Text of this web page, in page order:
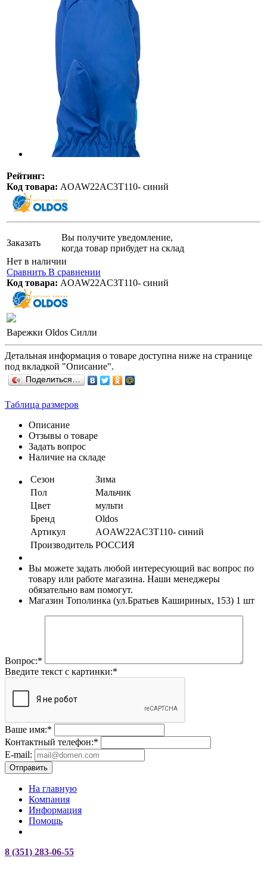
Рейтинг:
Код товара: AOAW22AC3T110- синий
Заказать
Вы получите уведомление,
когда товар прибудет на склад
Нет в наличии
Сравнить В сравнении
Код товара: AOAW22AC3T110- синий
Варежки Oldos Силли
Детальная информация о товаре доступна ниже на странице
под вкладкой "Описание".
Поделиться…
Таблица размеров
Описание
Отзывы о товаре
Задать вопрос
Наличие на складе
Сезон
Зима
Пол
Мальчик
Цвет
мульти
Бренд
Oldos
Артикул
AOAW22AC3T110- синий
Производитель РОССИЯ
Вы можете задать любой интересующий вас вопрос по
товару или работе магазина. Наши менеджеры
обязательно вам помогут.
Магазин Тополинка (ул.Братьев Кашириных, 153) 1 шт
Вопрос:*
Введите текст с картинки:*
Ваше имя:*
Контактный телефон:*
E-mail:
Отправить
На главную
Компания
Информация
Помощь
8 (351) 283-06-55